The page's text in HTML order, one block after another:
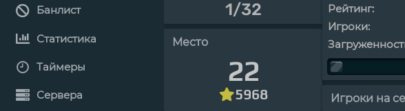
Банлист
Статистика
Таймеры
Сервера
1/32
Место
22
5968
Рейтинг:
Игроки:
Игроки на